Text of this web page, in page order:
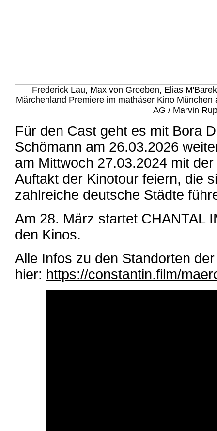
Frederick Lau, Max von Groeben, Elias
Märchenland Premiere im mathäser Kino
AG / Marvin
Für den Cast geht es mit Bora
Schömann am 26.03.2026
am Mittwoch 27.03.2024 mit
Auftakt der Kinotour feiern, die
zahlreiche deutsche Städte
Am 28. März startet CHANTAL
den Kinos.
Alle Infos zu den Standorten
hier: https://constantin.film/